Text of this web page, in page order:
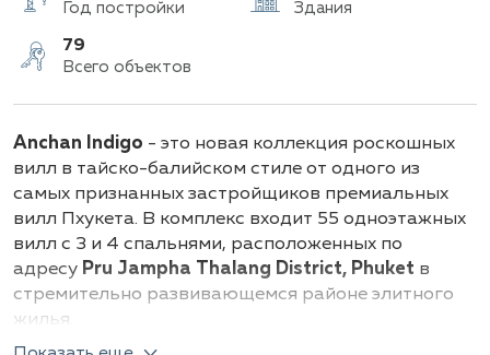
2025
Год постройки Здания
79
Всего объектов
Anchan Indigo - это новая коллекция роскошных
вилл в тайско-балийском стиле от одного из
самых признанных застройщиков премиальных
вилл Пхукета. В комплекс входит 55 одноэтажных
вилл с 3 и 4 спальнями, расположенных по
адресу Pru Jampha Thalang District, Phuket в
стремительно развивающемся районе элитного
жилья.